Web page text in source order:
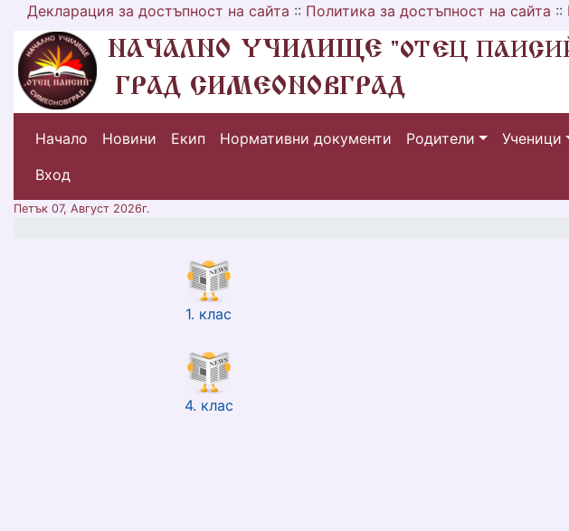
Декларация за достъпност на сайта :: Политика за достъпност на сайта ::
меню горно
Начало Новини Екип Нормативни документи Родители Ученици
Вход
Петък 07, Август 2026г.
1. клас
4. клас